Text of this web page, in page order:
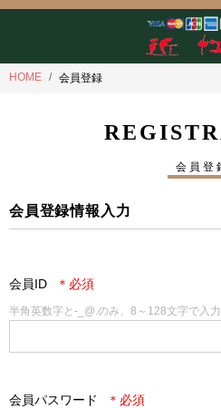
HOME 会員登録
会員登
会員登録情報入力
会員ID
半角英数字と-_@.のみ、8～128文字で入力
会員パスワード